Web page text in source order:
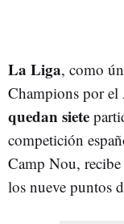
La Liga, como
Champions por
quedan siete
competición
Camp Nou,
los nueve puntos